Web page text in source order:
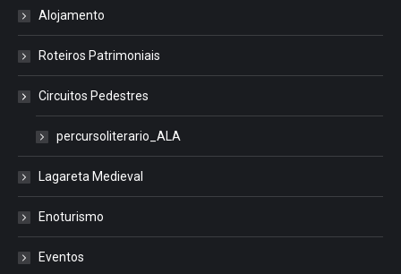
Alojamento
Roteiros Patrimoniais
Circuitos Pedestres
percursoliterario_ALA
Lagareta Medieval
Enoturismo
Eventos